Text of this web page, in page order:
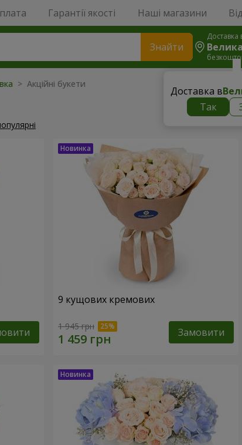
Гарантії якості Наші магазини
Знайти
Доставка
Доставка в
Так
> Акційні букети
9 кущових кремових
1 945 грн Замовити